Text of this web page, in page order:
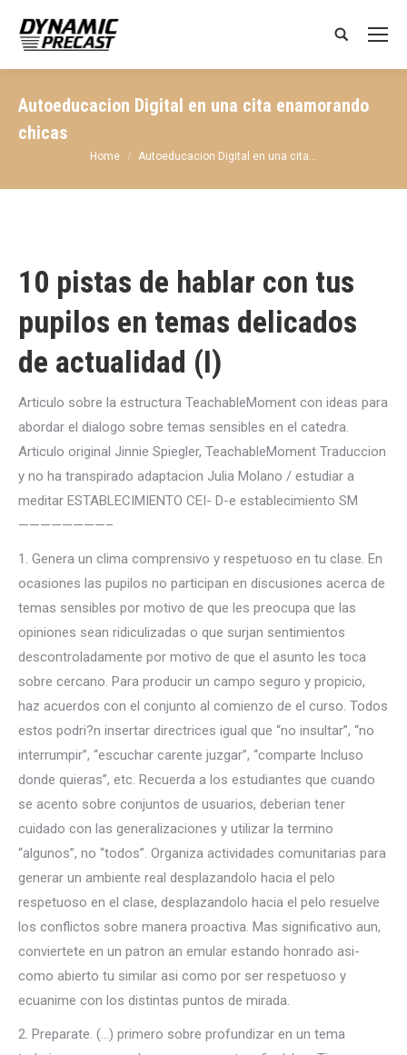
Search:
Autoeducacion Digital en una cita enamorando
chicas
You are here:
Home Autoeducacion Digital en una cita…
10 pistas de hablar con tus
pupilos en temas delicados
de actualidad (I)
Articulo sobre la estructura TeachableMoment con ideas para
abordar el dialogo sobre temas sensibles en el catedra.
Articulo original Jinnie Spiegler, TeachableMoment Traduccion
y no ha transpirado adaptacion Julia Molano / estudiar a
meditar ESTABLECIMIENTO CEI- D-e establecimiento SM
————————–
1. Genera un clima comprensivo y respetuoso en tu clase. En
ocasiones las pupilos no participan en discusiones acerca de
temas sensibles por motivo de que les preocupa que las
opiniones sean ridiculizadas o que surjan sentimientos
descontroladamente por motivo de que el asunto les toca
sobre cercano. Para producir un campo seguro y propicio,
haz acuerdos con el conjunto al comienzo de el curso. Todos
estos podri?n insertar directrices igual que “no insultar”, “no
interrumpir”, “escuchar carente juzgar”, “comparte Incluso
donde quieras”, etc. Recuerda a los estudiantes que cuando
se acento sobre conjuntos de usuarios, deberi­an tener
cuidado con las generalizaciones y utilizar la termino
“algunos”, no “todos”. Organiza actividades comunitarias para
generar un ambiente real desplazandolo hacia el pelo
respetuoso en el clase, desplazandolo hacia el pelo resuelve
los conflictos sobre manera proactiva. Mas significativo aun,
conviertete en un patron an emular estando honrado asi­
como abierto tu similar asi­ como por ser respetuoso y
ecuanime con los distintas puntos de mirada.
2. Preparate. (…) primero sobre profundizar en un tema